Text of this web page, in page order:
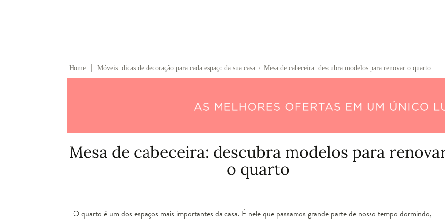
Home Móveis: dicas de decoração para cada espaço da sua casa / Mesa de cabeceira: descubra modelos para renovar o quarto
Mesa de cabeceira: descubra modelos para
o quarto
O quarto é um dos espaços mais importantes da casa. É nele que passamos grande parte de nosso tempo dormindo,